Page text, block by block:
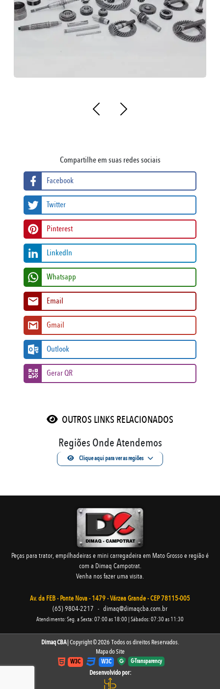
Compartilhe em suas redes sociais
Facebook
Twitter
Pinterest
LinkedIn
Whatsapp
Email
Gmail
Outlook
Gerar QR
OUTROS LINKS RELACIONADOS
Regiões Onde Atendemos
Clique aqui para ver as regiões
Peças para trator, empilhadeiras e mini carregadeira em Mato Grosso e região é
com a Dimaq Campotrat.
Venha nos fazer uma visita.
Av. da FEB - Ponte Nova - 1479 - Várzea Grande - CEP 78115-005
(65) 9804-2217
- dimaq@dimaqcba.com.br
Atendimento: Seg. a Sexta: 07:00 as 18:00 | Sábados: 07:30 as 11:30
Dimaq CBA| Copyright © 2026 Todos os direitos Reservados.
Mapa do Site
W3C W3C G-Transparency
Desenvolvido por: